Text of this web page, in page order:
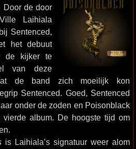
Door de door
Laihiala
Sentenced,
het debuut
kijker te
van deze
de band zich moeilijk kon
Sentenced. Goed, Sentenced
onder de zoden en Poisonblack
album. De hoogste tijd om
is Laihiala’s signatuur weer alom